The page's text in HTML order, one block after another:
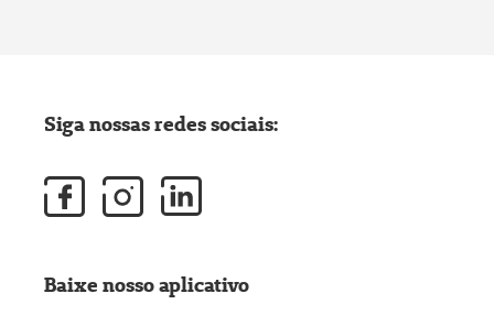
Siga nossas redes sociais:
Baixe nosso aplicativo